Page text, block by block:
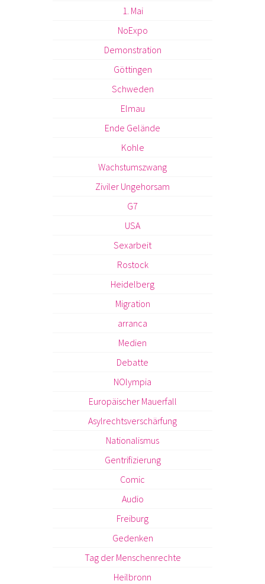
1. Mai
NoExpo
Demonstration
Göttingen
Schweden
Elmau
Ende Gelände
Kohle
Wachstumszwang
Ziviler Ungehorsam
G7
USA
Sexarbeit
Rostock
Heidelberg
Migration
arranca
Medien
Debatte
NOlympia
Europäischer Mauerfall
Asylrechtsverschärfung
Nationalismus
Gentrifizierung
Comic
Audio
Freiburg
Gedenken
Tag der Menschenrechte
Heilbronn